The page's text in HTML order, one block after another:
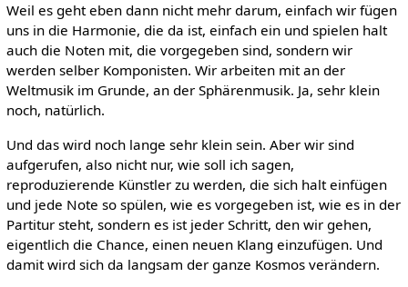
Weil es geht eben dann nicht mehr darum, einfach wir fügen
uns in die Harmonie, die da ist, einfach ein und spielen halt
auch die Noten mit, die vorgegeben sind, sondern wir
werden selber Komponisten. Wir arbeiten mit an der
Weltmusik im Grunde, an der Sphärenmusik. Ja, sehr klein
noch, natürlich.
Und das wird noch lange sehr klein sein. Aber wir sind
aufgerufen, also nicht nur, wie soll ich sagen,
reproduzierende Künstler zu werden, die sich halt einfügen
und jede Note so spülen, wie es vorgegeben ist, wie es in der
Partitur steht, sondern es ist jeder Schritt, den wir gehen,
eigentlich die Chance, einen neuen Klang einzufügen. Und
damit wird sich da langsam der ganze Kosmos verändern.